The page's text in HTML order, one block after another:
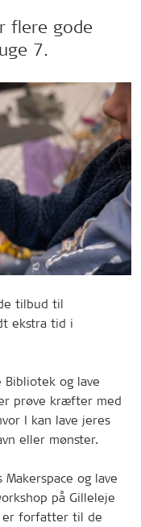
flere gode
7.
tilbud til
ekstra tid i
Bibliotek og lave
prøve kræfter med
I kan lave jeres
eller mønster.
og lave
på Gilleleje
er forfatter til de